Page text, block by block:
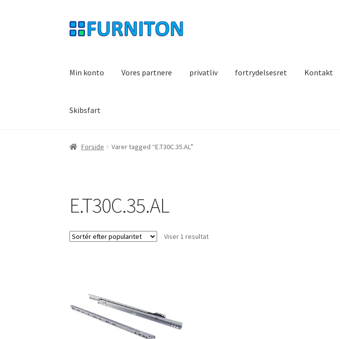
Spring
til
Spring
til
Min konto Vores partnere privatliv fortrydelsesret Kontakt
Skibsfart
Forside Varer tagged “E.T30C.35.AL”
E.T30C.35.AL
Viser 1 resultat